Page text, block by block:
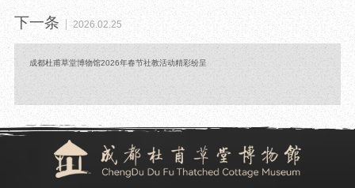
下一条 2026.02.25
成都杜甫草堂博物馆2026年春节社教活动精彩纷呈